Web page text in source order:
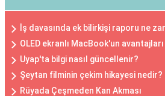
İş davasında ek bilirkişi raporu ne
OLED ekranlı MacBook'un
Uyap'ta bilgi nasıl güncellenir?
Şeytan filminin çekim hikayesi nedir?
Rüyada Çeşmeden Kan Akması